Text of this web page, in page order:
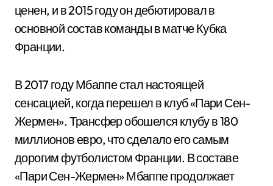
ценен, и в 2015 году он дебютировал в
основной состав команды в матче Кубка
Франции.
В 2017 году Мбаппе стал настоящей
сенсацией, когда перешел в клуб «Пари Сен-
Жермен». Трансфер обошелся клубу в 180
миллионов евро, что сделало его самым
дорогим футболистом Франции. В составе
«Пари Сен-Жермен» Мбаппе продолжает